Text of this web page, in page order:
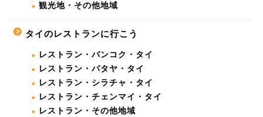
観光地・その他地域
タイのレストランに行こう
レストラン・バンコク・タイ
レストラン・パタヤ・タイ
レストラン・シラチャ・タイ
レストラン・チェンマイ・タイ
レストラン・その他地域